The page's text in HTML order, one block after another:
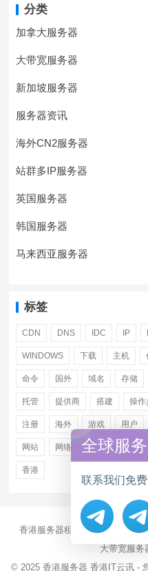
分类
加拿大服务器
大带宽服务器
新加坡服务器
服务器资讯
海外CN2服务器
站群多IP服务器
英国服务器
韩国服务器
马来西亚服务器
标签
CDN DNS IDC IP
WINDOWS 下载 主机
命令 国外 域名 存储
托管 提供商 搭建 操作
注册 海外 游戏 用户
网站 网络 腾讯 虚拟
香港
香港服务器租用 海外CN2服务
大带宽服务
© 2025 香港服务器 香港IT云讯 -
全球服
联系我们免